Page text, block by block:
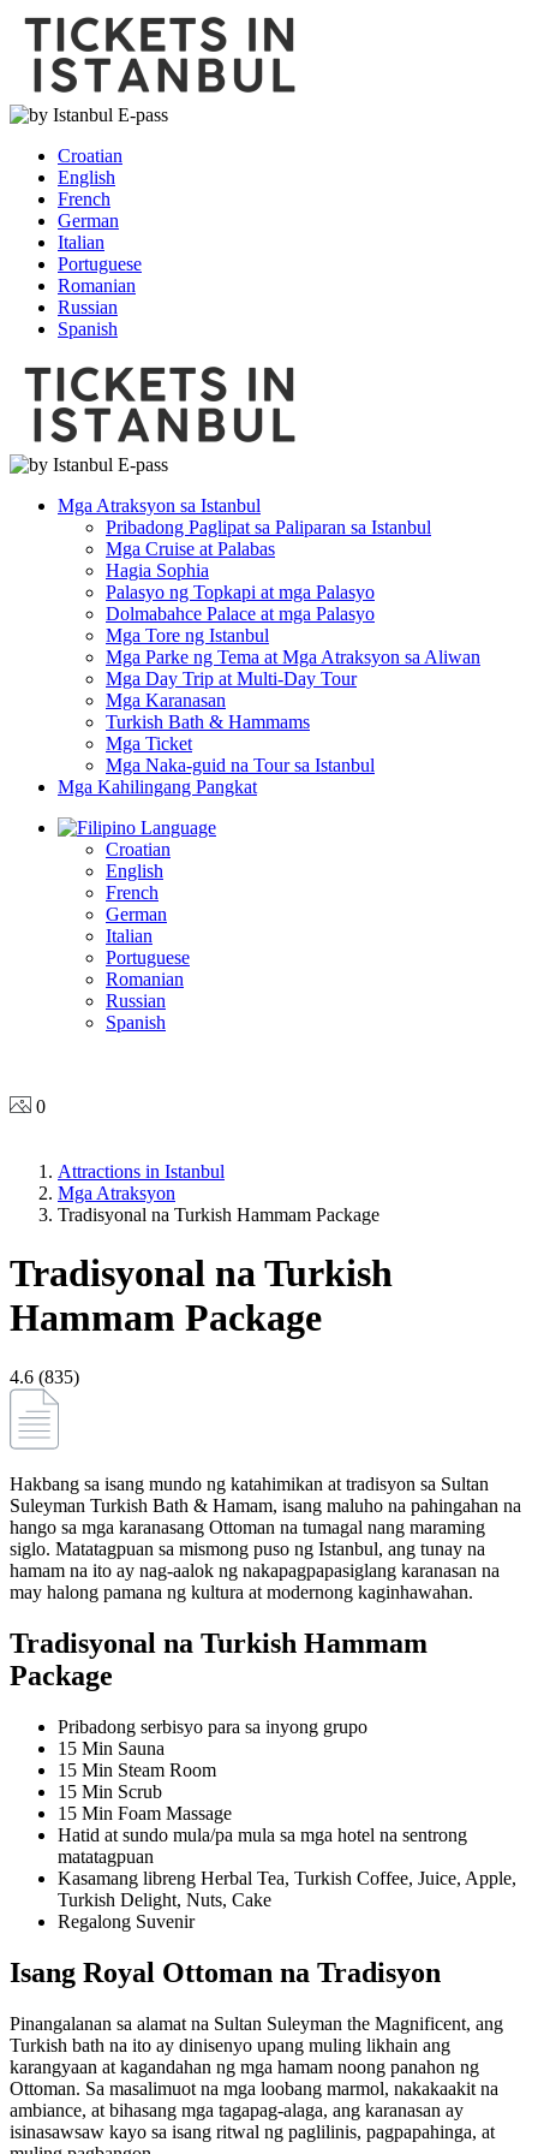
Croatian
English
French
German
Italian
Portuguese
Romanian
Russian
Spanish
Mga Atraksyon sa Istanbul
Pribadong Paglipat sa Paliparan sa Istanbul
Mga Cruise at Palabas
Hagia Sophia
Palasyo ng Topkapi at mga Palasyo
Dolmabahce Palace at mga Palasyo
Mga Tore ng Istanbul
Mga Parke ng Tema at Mga Atraksyon sa Aliwan
Mga Day Trip at Multi-Day Tour
Mga Karanasan
Turkish Bath & Hammams
Mga Ticket
Mga Naka-guid na Tour sa Istanbul
Mga Kahilingang Pangkat
Language
Croatian
English
French
German
Italian
Portuguese
Romanian
Russian
Spanish
0
Attractions in Istanbul
Mga Atraksyon
Tradisyonal na Turkish Hammam Package
Tradisyonal na Turkish
Hammam Package
4.6 (835)
Hakbang sa isang mundo ng katahimikan at tradisyon sa Sultan
Suleyman Turkish Bath & Hamam, isang maluho na pahingahan na
hango sa mga karanasang Ottoman na tumagal nang maraming
siglo. Matatagpuan sa mismong puso ng Istanbul, ang tunay na
hamam na ito ay nag-aalok ng nakapagpapasiglang karanasan na
may halong pamana ng kultura at modernong kaginhawahan.
Tradisyonal na Turkish Hammam
Package
Pribadong serbisyo para sa inyong grupo
15 Min Sauna
15 Min Steam Room
15 Min Scrub
15 Min Foam Massage
Hatid at sundo mula/pa mula sa mga hotel na sentrong
matatagpuan
Kasamang libreng Herbal Tea, Turkish Coffee, Juice, Apple,
Turkish Delight, Nuts, Cake
Regalong Suvenir
Isang Royal Ottoman na Tradisyon
Pinangalanan sa alamat na Sultan Suleyman the Magnificent, ang
Turkish bath na ito ay dinisenyo upang muling likhain ang
karangyaan at kagandahan ng mga hamam noong panahon ng
Ottoman. Sa masalimuot na mga loobang marmol, nakakaakit na
ambiance, at bihasang mga tagapag-alaga, ang karanasan ay
isinasawsaw kayo sa isang ritwal ng paglilinis, pagpapahinga, at